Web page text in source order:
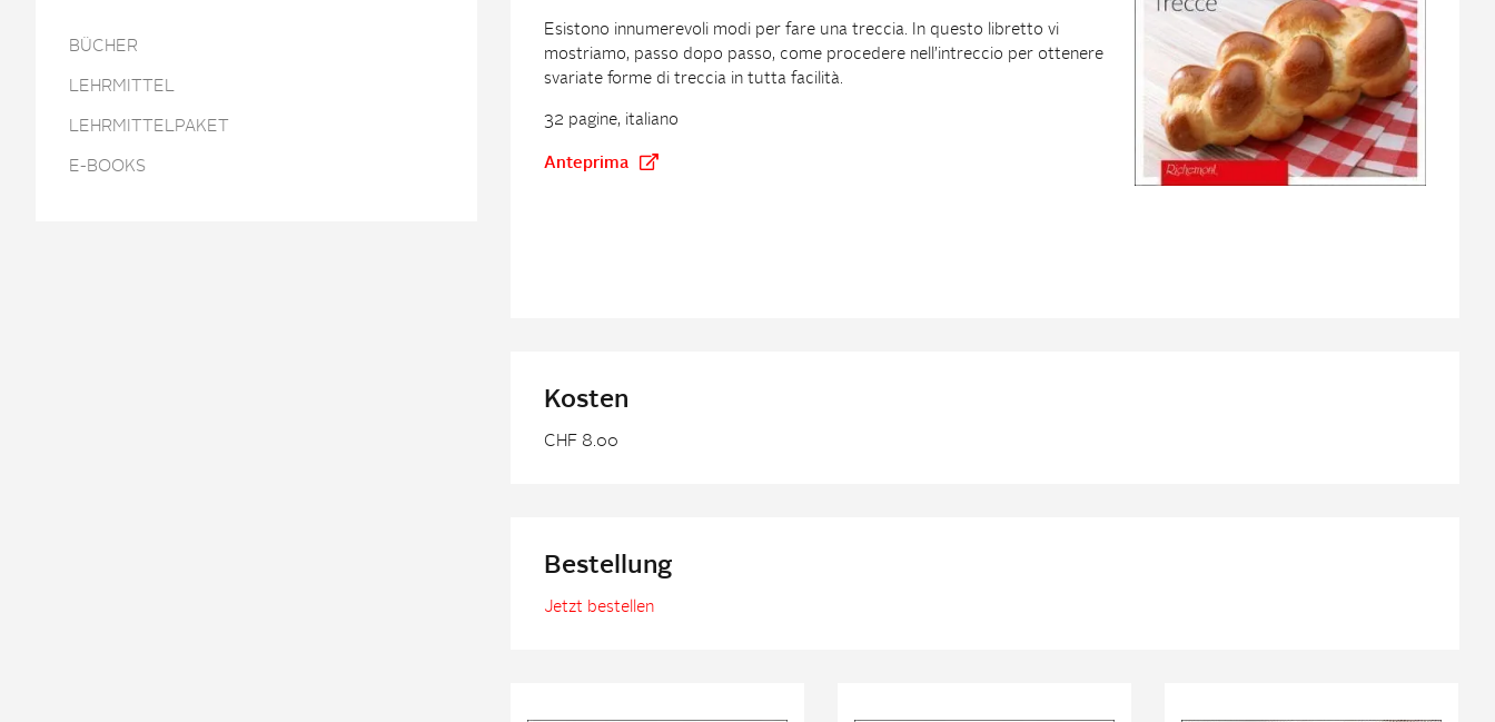
BÜCHER
LEHRMITTEL
LEHRMITTELPAKET
E-BOOKS
Esistono innumerevoli modi per fare una treccia. In questo libretto vi
mostriamo, passo dopo passo, come procedere nell’intreccio per ottenere
svariate forme di treccia in tutta facilità.
32 pagine, italiano
Anteprima
Kosten
CHF 8.00
Bestellung
Jetzt bestellen